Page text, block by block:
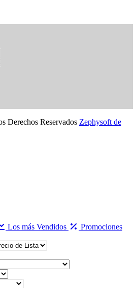
American Express
Derechos Reservados Zephysoft de
Los más Vendidos
Promociones